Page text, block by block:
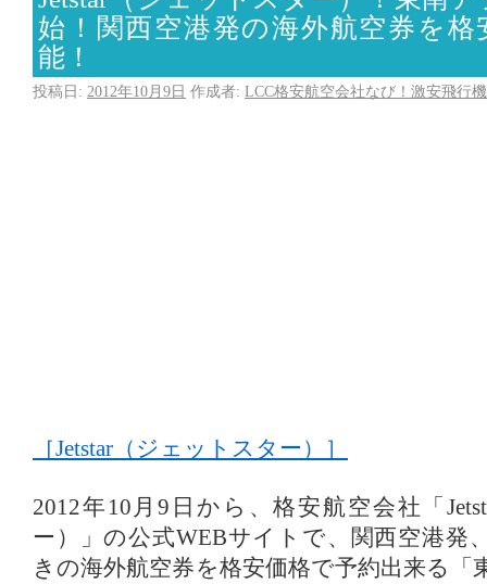
始！関西空港発の海外航空券を格
能！
投稿日: 2012年10月9日 作成者: LCC格安航空会社なび！激安飛行
［Jetstar（ジェットスター）］
2012年10月9日から、格安航空会社「
ー）」の公式WEBサイトで、関西空港発
きの海外航空券を格安価格で予約出来る「